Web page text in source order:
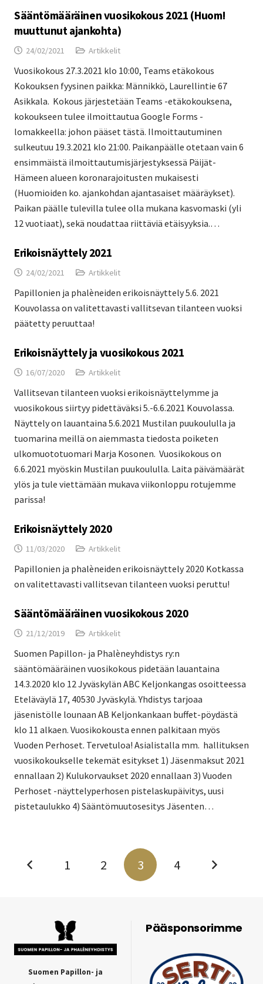
Sääntömääräinen vuosikokous 2021 (Huom!
muuttunut ajankohta)
24/02/2021 Artikkelit
Vuosikokous 27.3.2021 klo 10:00, Teams etäkokous
Kokouksen fyysinen paikka: Männikkö, Laurellintie 67
Asikkala. Kokous järjestetään Teams -etäkokouksena,
kokoukseen tulee ilmoittautua Google Forms -
lomakkeella: johon pääset tästä. Ilmoittautuminen
sulkeutuu 19.3.2021 klo 21:00. Paikanpäälle otetaan vain 6
ensimmäistä ilmoittautumisjärjestyksessä Päijät-
Hämeen alueen koronarajoitusten mukaisesti
(Huomioiden ko. ajankohdan ajantasaiset määräykset).
Paikan päälle tulevilla tulee olla mukana kasvomaski (yli
12 vuotiaat), sekä noudattaa riittäviä etäisyyksia.…
Erikoisnäyttely 2021
24/02/2021 Artikkelit
Papillonien ja phalèneiden erikoisnäyttely 5.6. 2021
Kouvolassa on valitettavasti vallitsevan tilanteen vuoksi
päätetty peruuttaa!
Erikoisnäyttely ja vuosikokous 2021
16/07/2020 Artikkelit
Vallitsevan tilanteen vuoksi erikoisnäyttelymme ja
vuosikokous siirtyy pidettäväksi 5.-6.6.2021 Kouvolassa.
Näyttely on lauantaina 5.6.2021 Mustilan puukoululla ja
tuomarina meillä on aiemmasta tiedosta poiketen
ulkomuototuomari Marja Kosonen. Vuosikokous on
6.6.2021 myöskin Mustilan puukoululla. Laita päivämäärät
ylös ja tule viettämään mukava viikonloppu rotujemme
parissa!
Erikoisnäyttely 2020
11/03/2020 Artikkelit
Papillonien ja phalèneiden erikoisnäyttely 2020 Kotkassa
on valitettavasti vallitsevan tilanteen vuoksi peruttu!
Sääntömääräinen vuosikokous 2020
21/12/2019 Artikkelit
Suomen Papillon- ja Phalèneyhdistys ry:n
sääntömääräinen vuosikokous pidetään lauantaina
14.3.2020 klo 12 Jyväskylän ABC Keljonkangas osoitteessa
Eteläväylä 17, 40530 Jyväskylä. Yhdistys tarjoaa
jäsenistölle lounaan AB Keljonkankaan buffet-pöydästä
klo 11 alkaen. Vuosikokousta ennen palkitaan myös
Vuoden Perhoset. Tervetuloa! Asialistalla mm. hallituksen
vuosikokoukselle tekemät esitykset 1) Jäsenmaksut 2021
ennallaan 2) Kulukorvaukset 2020 ennallaan 3) Vuoden
Perhoset -näyttelyperhosen pistelaskupäivitys, uusi
pistetaulukko 4) Sääntömuutosesitys Jäsenten…
1 2 3 4
Suomen Papillon- ja
Pääsponsorimme